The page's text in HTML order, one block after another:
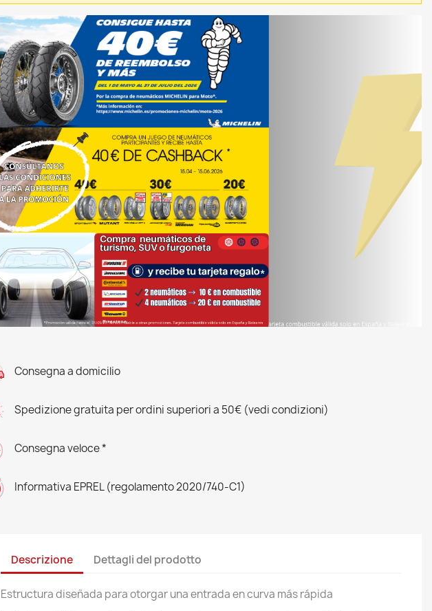
Consegna a domicilio
Spedizione gratuita per ordini superiori a 50€ (vedi condizioni)
Consegna veloce *
Informativa EPREL (regolamento 2020/740-C1)
Descrizione Dettagli del prodotto
Estructura diseñada para otorgar una entrada en curva más rápida